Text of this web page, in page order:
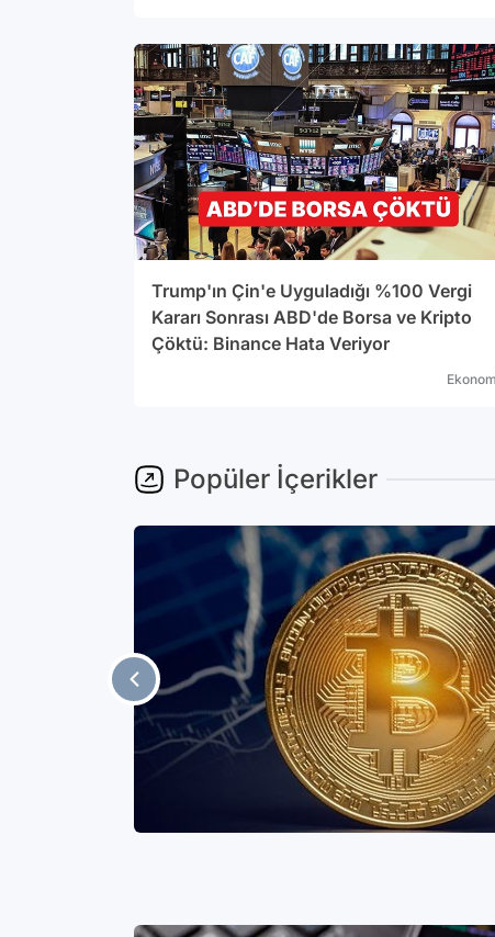
Trump'ın Çin'e Uyguladığı %100 Vergi
Kararı Sonrası ABD'de Borsa ve Kripto
Çöktü: Binance Hata Veriyor
Popüler İçerikler